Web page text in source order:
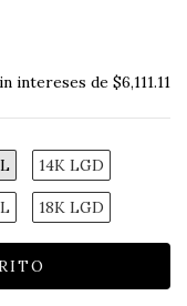
intereses de $6,111.11
14K LGD
18K LGD